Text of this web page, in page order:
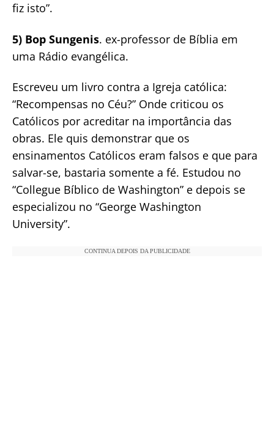
fiz isto”.
5) Bop Sungenis. ex-professor de Bíblia em
uma Rádio evangélica.
Escreveu um livro contra a Igreja católica:
“Recompensas no Céu?” Onde criticou os
Católicos por acreditar na importância das
obras. Ele quis demonstrar que os
ensinamentos Católicos eram falsos e que para
salvar-se, bastaria somente a fé. Estudou no
“Collegue Bíblico de Washington” e depois se
especializou no “George Washington
University”.
CONTINUA DEPOIS DA PUBLICIDADE